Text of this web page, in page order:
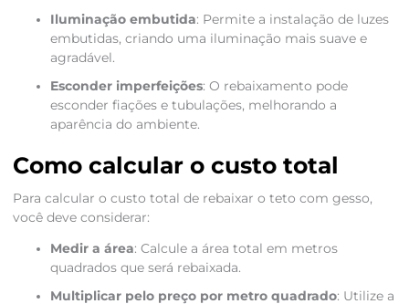
Iluminação embutida: Permite a instalação de luzes
embutidas, criando uma iluminação mais suave e
agradável.
Esconder imperfeições: O rebaixamento pode
esconder fiações e tubulações, melhorando a
aparência do ambiente.
Como calcular o custo total
Para calcular o custo total de rebaixar o teto com gesso,
você deve considerar:
Medir a área: Calcule a área total em metros
quadrados que será rebaixada.
Multiplicar pelo preço por metro quadrado: Utilize a